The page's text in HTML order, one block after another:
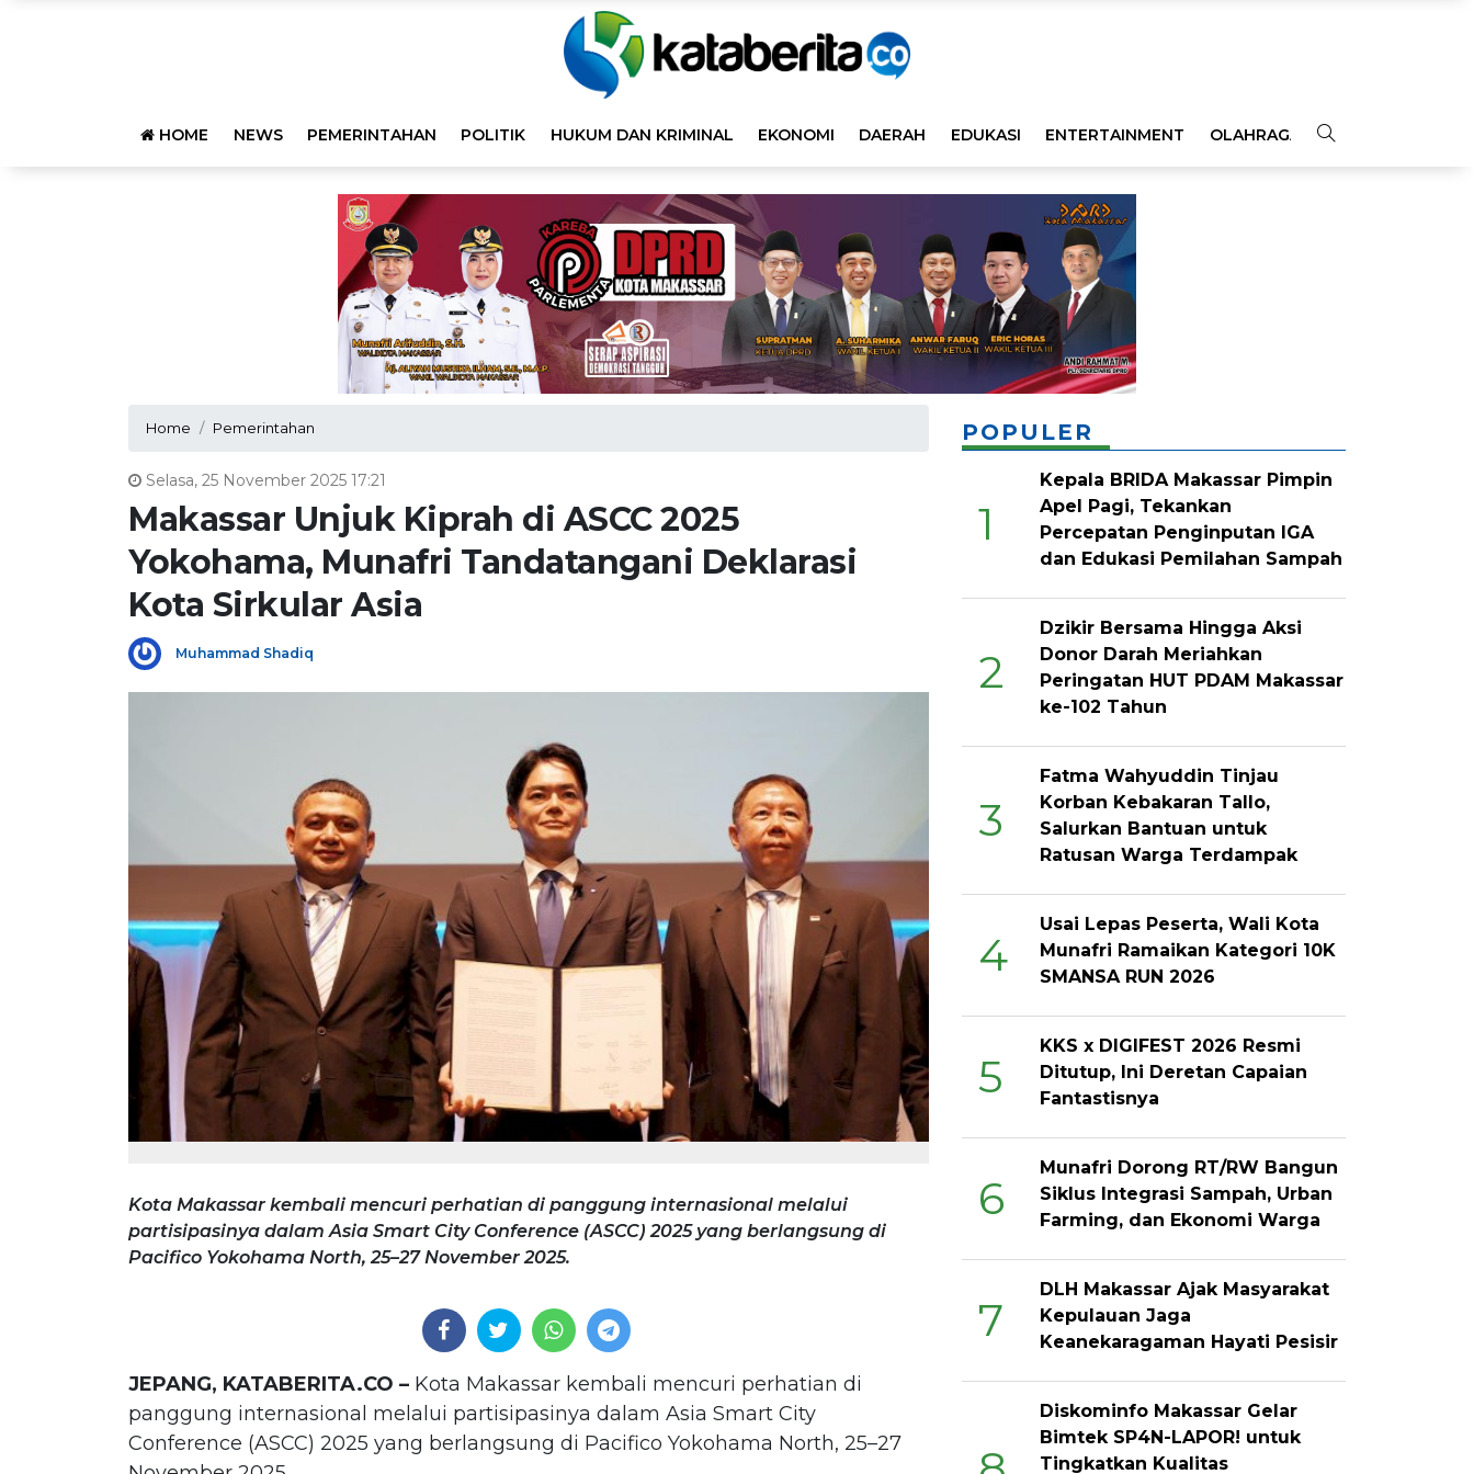
HOME NEWS PEMERINTAHAN POLITIK HUKUM DAN KRIMINAL EKONOMI DAERAH EDUKASI ENTERTAINMENT OLAHRAGA OPINI
Home Pemerintahan
Selasa, 25 November 2025 17:21
Makassar Unjuk Kiprah di ASCC 2025
Yokohama, Munafri Tandatangani Deklarasi
Kota Sirkular Asia
Muhammad Shadiq
Kota Makassar kembali mencuri perhatian di panggung internasional melalui
partisipasinya dalam Asia Smart City Conference (ASCC) 2025 yang berlangsung di
Pacifico Yokohama North, 25–27 November 2025.
JEPANG, KATABERITA.CO – Kota Makassar kembali mencuri perhatian di
panggung internasional melalui partisipasinya dalam Asia Smart City
Conference (ASCC) 2025 yang berlangsung di Pacifico Yokohama North, 25–27
POPULER
1
Kepala BRIDA Makassar Pimpin
Apel Pagi, Tekankan
Percepatan Penginputan IGA
dan Edukasi Pemilahan Sampah
2
Dzikir Bersama Hingga Aksi
Donor Darah Meriahkan
Peringatan HUT PDAM Makassar
ke-102 Tahun
3
Fatma Wahyuddin Tinjau
Korban Kebakaran Tallo,
Salurkan Bantuan untuk
Ratusan Warga Terdampak
4
Usai Lepas Peserta, Wali Kota
Munafri Ramaikan Kategori 10K
SMANSA RUN 2026
5
KKS x DIGIFEST 2026 Resmi
Ditutup, Ini Deretan Capaian
Fantastisnya
6
Munafri Dorong RT/RW Bangun
Siklus Integrasi Sampah, Urban
Farming, dan Ekonomi Warga
7
DLH Makassar Ajak Masyarakat
Kepulauan Jaga
Keanekaragaman Hayati Pesisir
Diskominfo Makassar Gelar
Bimtek SP4N-LAPOR! untuk
Tingkatkan Kualitas